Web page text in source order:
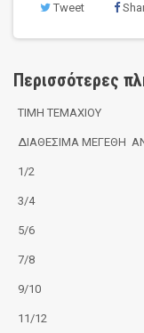
Tweet
Περισσότερες
ΤΙΜΗ ΤΕΜΑΧΙΟΥ
ΔΙΑΘΕΣΙΜΑ ΜΕΓΕΘΗ
1/2
3/4
5/6
7/8
9/10
11/12